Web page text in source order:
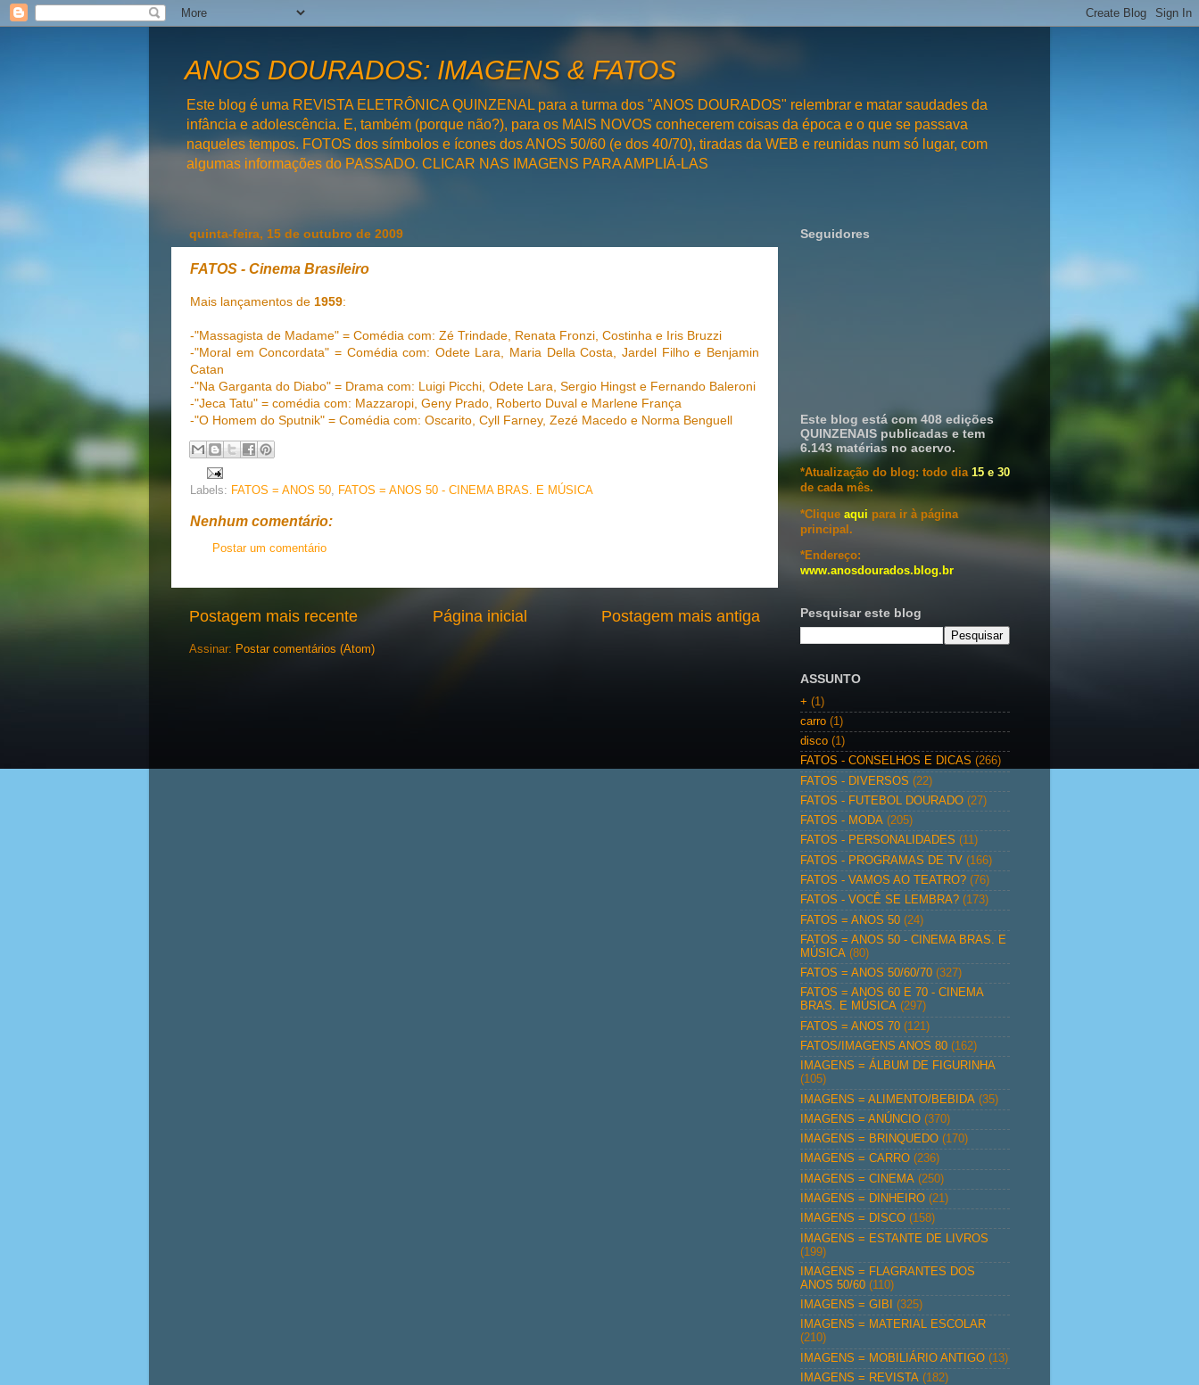
ANOS DOURADOS: IMAGENS & FATOS
Este blog é uma REVISTA ELETRÔNICA QUINZENAL para a turma dos "ANOS DOURADOS" relembrar e matar saudades da
infância e adolescência. E, também (porque não?), para os MAIS NOVOS conhecerem coisas da época e o que se passava
naqueles tempos. FOTOS dos símbolos e ícones dos ANOS 50/60 (e dos 40/70), tiradas da WEB e reunidas num só lugar, com
algumas informações do PASSADO. CLICAR NAS IMAGENS PARA AMPLIÁ-LAS
quinta-feira, 15 de outubro de 2009
FATOS - Cinema Brasileiro
Mais lançamentos de 1959:
-"Massagista de Madame" = Comédia com: Zé Trindade, Renata Fronzi, Costinha e Iris Bruzzi
-"Moral em Concordata" = Comédia com: Odete Lara, Maria Della Costa, Jardel Filho e Benjamin
Catan
-"Na Garganta do Diabo" = Drama com: Luigi Picchi, Odete Lara, Sergio Hingst e Fernando Baleroni
-"Jeca Tatu" = comédia com: Mazzaropi, Geny Prado, Roberto Duval e Marlene França
-"O Homem do Sputnik" = Comédia com: Oscarito, Cyll Farney, Zezé Macedo e Norma Benguell
Labels: FATOS = ANOS 50, FATOS = ANOS 50 - CINEMA BRAS. E MÚSICA
Nenhum comentário:
Postar um comentário
Postagem mais recente Postagem mais antiga
Página inicial
Assinar: Postar comentários (Atom)
Seguidores
Este blog está com 408 edições
QUINZENAIS publicadas e tem
6.143 matérias no acervo.
*Atualização do blog: todo dia 15 e 30
de cada mês.
*Clique aqui para ir à página
principal.
*Endereço:
www.anosdourados.blog.br
Pesquisar este blog
ASSUNTO
+ (1)
carro (1)
disco (1)
FATOS - CONSELHOS E DICAS (266)
FATOS - DIVERSOS (22)
FATOS - FUTEBOL DOURADO (27)
FATOS - MODA (205)
FATOS - PERSONALIDADES (11)
FATOS - PROGRAMAS DE TV (166)
FATOS - VAMOS AO TEATRO? (76)
FATOS - VOCÊ SE LEMBRA? (173)
FATOS = ANOS 50 (24)
FATOS = ANOS 50 - CINEMA BRAS. E
MÚSICA (80)
FATOS = ANOS 50/60/70 (327)
FATOS = ANOS 60 E 70 - CINEMA
BRAS. E MÚSICA (297)
FATOS = ANOS 70 (121)
FATOS/IMAGENS ANOS 80 (162)
IMAGENS = ÁLBUM DE FIGURINHA
(105)
IMAGENS = ALIMENTO/BEBIDA (35)
IMAGENS = ANÚNCIO (370)
IMAGENS = BRINQUEDO (170)
IMAGENS = CARRO (236)
IMAGENS = CINEMA (250)
IMAGENS = DINHEIRO (21)
IMAGENS = DISCO (158)
IMAGENS = ESTANTE DE LIVROS
(199)
IMAGENS = FLAGRANTES DOS
ANOS 50/60 (110)
IMAGENS = GIBI
(325)
IMAGENS = MATERIAL ESCOLAR
(210)
IMAGENS = MOBILIÁRIO ANTIGO (13)
IMAGENS = REVISTA (182)